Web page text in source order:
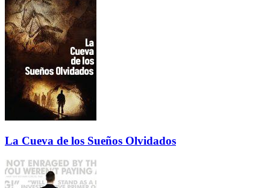
La Cueva de los Sueños Olvidados